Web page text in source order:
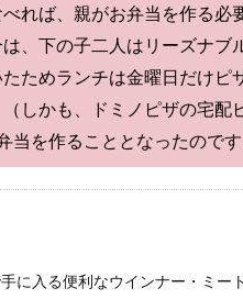
れば、親がお弁当を作る必
、下の子二人はリーズナブ
ためランチは金曜日だけピ
しかも、ドミノピザの宅配
当を作ることとなったのです
に入る便利なウインナー・ミー